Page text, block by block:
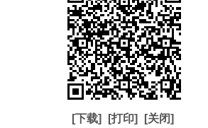
[下载] [打印] [关闭]